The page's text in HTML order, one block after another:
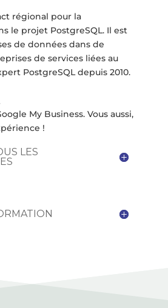
régional pour la
le projet PostgreSQL. Il est
de données dans de
de services liées au
PostgreSQL depuis 2010.
Google My Business. Vous aussi,
!
LES